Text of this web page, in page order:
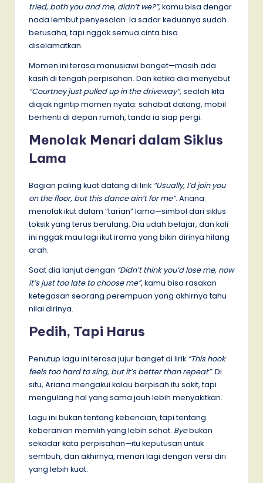
tried, both you and me, didn’t we?”, kamu bisa dengar
nada lembut penyesalan. Ia sadar keduanya sudah
berusaha, tapi nggak semua cinta bisa
diselamatkan.
Momen ini terasa manusiawi banget—masih ada
kasih di tengah perpisahan. Dan ketika dia menyebut
“Courtney just pulled up in the driveway”, seolah kita
diajak ngintip momen nyata: sahabat datang, mobil
berhenti di depan rumah, tanda ia siap pergi.
Menolak Menari dalam Siklus
Lama
Bagian paling kuat datang di lirik “Usually, I’d join you
on the floor, but this dance ain’t for me”. Ariana
menolak ikut dalam “tarian” lama—simbol dari siklus
toksik yang terus berulang. Dia udah belajar, dan kali
ini nggak mau lagi ikut irama yang bikin dirinya hilang
arah.
Saat dia lanjut dengan “Didn’t think you’d lose me, now
it’s just too late to choose me”, kamu bisa rasakan
ketegasan seorang perempuan yang akhirnya tahu
nilai dirinya.
Pedih, Tapi Harus
Penutup lagu ini terasa jujur banget di lirik “This hook
feels too hard to sing, but it’s better than repeat”. Di
situ, Ariana mengakui kalau berpisah itu sakit, tapi
mengulang hal yang sama jauh lebih menyakitkan.
Lagu ini bukan tentang kebencian, tapi tentang
keberanian memilih yang lebih sehat. Byebukan
sekadar kata perpisahan—itu keputusan untuk
sembuh, dan akhirnya, menari lagi dengan versi diri
yang lebih kuat.